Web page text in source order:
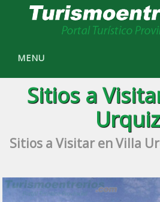
MENU
Sitios a
Sitios a Visitar en Villa